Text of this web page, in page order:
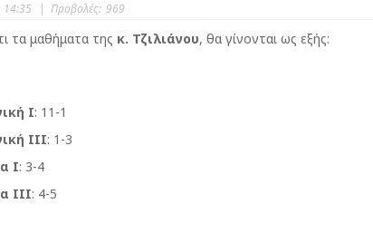
14:35 | Προβολές: 969
τα μαθήματα της κ. Τζιλιάνου, θα γίνονται ως εξής:
Ι: 11-1
ΙΙΙ: 1-3
Ι: 3-4
ΙΙΙ: 4-5